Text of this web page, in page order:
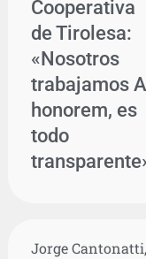
Cooperativa
de Tirolesa:
«Nosotros
trabajamos
honorem, es
todo
Jorge